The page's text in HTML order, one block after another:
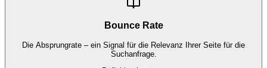
Bounce Rate
Die Absprungrate – ein Signal für die Relevanz Ihrer Seite für die
Suchanfrage.